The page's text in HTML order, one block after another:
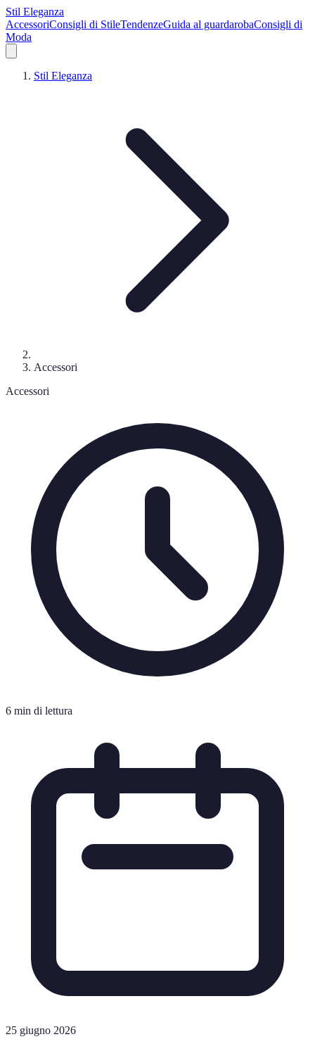
Stil Eleganza
AccessoriConsigli di StileTendenzeGuida al guardarobaConsigli di
Moda
Stil Eleganza
Accessori
Accessori
6 min di lettura
25 giugno 2026